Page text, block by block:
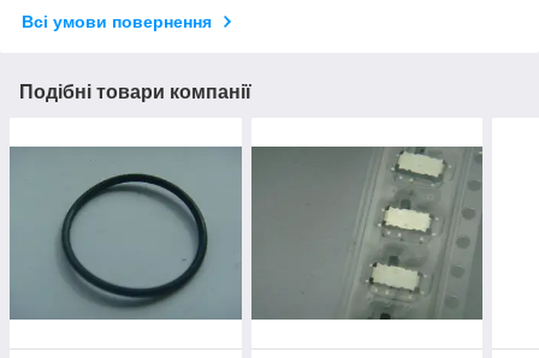
Всі умови повернення
Подібні товари компанії